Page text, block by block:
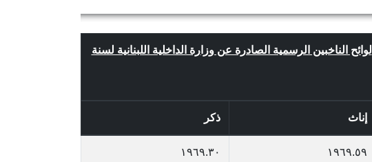
لوائح الناخبين الرسمية الصادرة عن وزارة الداخلية اللبنانية لسنة
إناث ذكر
١٩٦٩.٥٩ ١٩٦٩.٣٠